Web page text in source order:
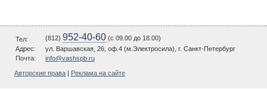
Тел: (812) 952-40-60 (c 09.00 до 18.00)
Адрес:
ул. Варшавская, 26, оф.4 (м.Электросила), г. Санкт-Петербург
Почта:
info@vashspb.ru
Авторские права Реклама на сайте